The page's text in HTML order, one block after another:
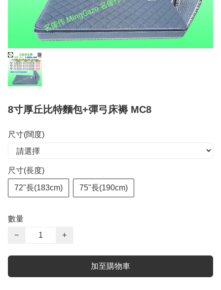
8寸厚丘比特麵包+彈弓床褥 MC8
尺寸(闊度)
尺寸(長度)
72"長(183cm) 75"長(190cm)
數量
−
+
加至購物車